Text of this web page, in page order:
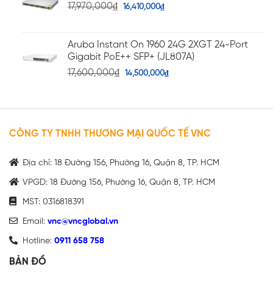
17,970,000₫ 16,410,000₫
Aruba Instant On 1960 24G 2XGT 24-Port
Gigabit PoE++ SFP+ (JL807A)
17,600,000₫ 14,500,000₫
CÔNG TY TNHH THƯƠNG MẠI QUỐC TẾ VNC
Địa chỉ: 18 Đường 156, Phường 16, Quận 8, TP. HCM
VPGD: 18 Đường 156, Phường 16, Quận 8, TP. HCM
MST: 0316818391
Email: vnc@vncglobal.vn
Hotline: 0911 658 758
BẢN ĐỒ